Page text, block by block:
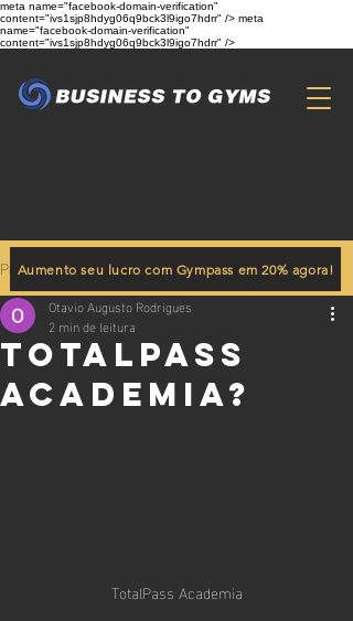
meta name="facebook-domain-verification"
content="ivs1sjp8hdyg06q9bck3l9igo7hdrr" /> meta
name="facebook-domain-verification"
content="ivs1sjp8hdyg06q9bck3l9igo7hdrr" />
Post
TotalPass
Academia?
Otavio Augusto Rodrigues
2 min de leitura
TotalPass Academia
Aumento seu lucro com Gympass em 20% agora!